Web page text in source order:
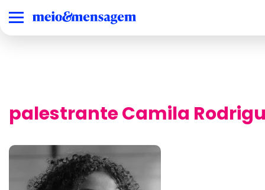
palestrante Camila